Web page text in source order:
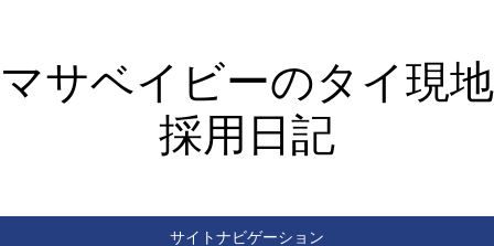
マサベイビーのタイ現地
採用日記
サイトナビゲーション